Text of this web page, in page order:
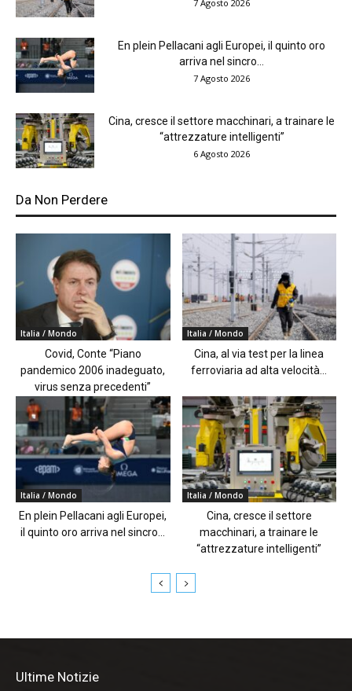
7 Agosto 2026
En plein Pellacani agli Europei, il quinto oro
arriva nel sincro...
7 Agosto 2026
Cina, cresce il settore macchinari, a trainare le
“attrezzature intelligenti”
6 Agosto 2026
Da Non Perdere
Italia / Mondo
Covid, Conte “Piano
pandemico 2006 inadeguato,
virus senza precedenti”
Italia / Mondo
Cina, al via test per la linea
ferroviaria ad alta velocità...
Italia / Mondo
En plein Pellacani agli Europei,
il quinto oro arriva nel sincro...
Italia / Mondo
Cina, cresce il settore
macchinari, a trainare le
“attrezzature intelligenti”
Ultime Notizie